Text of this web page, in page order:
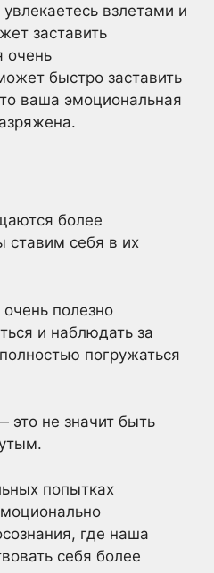
взлетами и
заставить
очень
быстро заставить
ваша эмоциональная
более
ставим себя в их
полезно
и наблюдать за
погружаться
это не значит быть
попытках
где наша
себя более